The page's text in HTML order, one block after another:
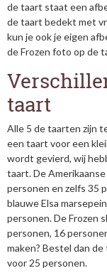
de taart staat een
de taart bedekt met
kun je ook je eigen
de Frozen foto op de
taart
Alle 5 de taarten zijn
een taart voor een
wordt gevierd, wij
taart. De
personen en zelfs 35
blauwe Elsa
personen. De Frozen
personen, 16
maken? Bestel dan
voor 25 personen.